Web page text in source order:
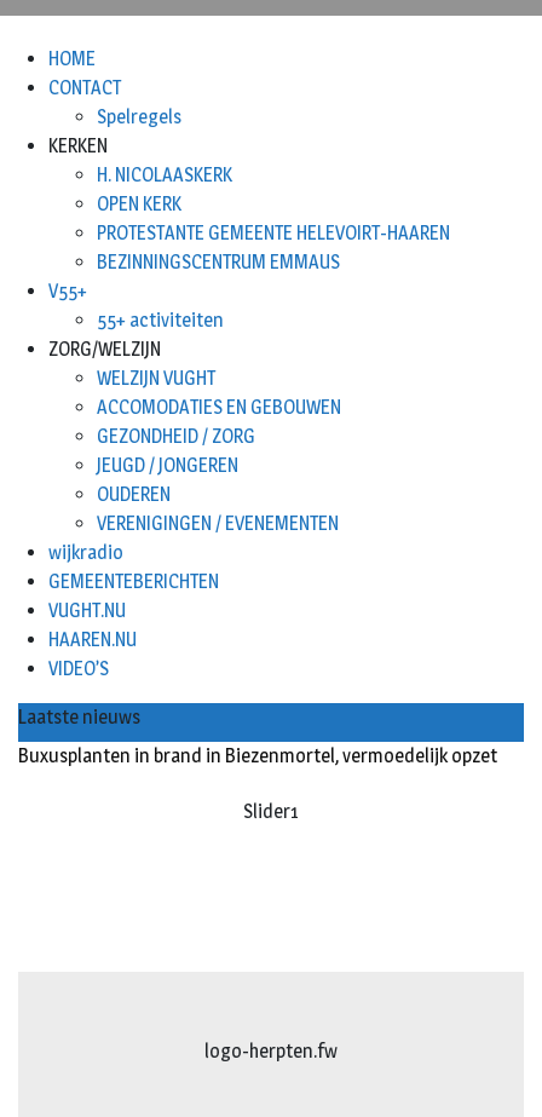
HOME
CONTACT
Spelregels
KERKEN
H. NICOLAASKERK
OPEN KERK
PROTESTANTE GEMEENTE HELEVOIRT-HAAREN
BEZINNINGSCENTRUM EMMAUS
V55+
55+ activiteiten
ZORG/WELZIJN
WELZIJN VUGHT
ACCOMODATIES EN GEBOUWEN
GEZONDHEID / ZORG
JEUGD / JONGEREN
OUDEREN
VERENIGINGEN / EVENEMENTEN
wijkradio
GEMEENTEBERICHTEN
VUGHT.NU
HAAREN.NU
VIDEO’S
Laatste nieuws
Buxusplanten in brand in Biezenmortel, vermoedelijk opzet
Slider1
logo-herpten.fw